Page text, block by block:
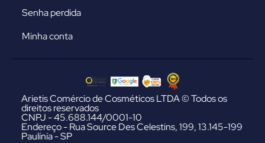
Senha perdida
Minha conta
Arietis Comércio de Cosméticos LTDA © Todos os
direitos reservados
CNPJ - 45.688.144/0001-10
Endereço - Rua Source Des Celestins, 199, 13.145-199
Paulínia - SP